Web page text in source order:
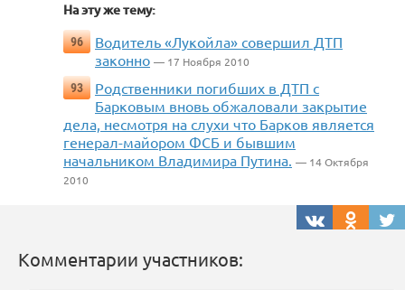
На эту же тему:
96
Водитель «Лукойла» совершил ДТП
законно — 17 Ноября 2010
93
Родственники погибших в ДТП с
Барковым вновь обжаловали закрытие
дела, несмотря на слухи что Барков является
генерал-майором ФСБ и бывшим
начальником Владимира Путина. — 14 Октября
2010
Комментарии участников: